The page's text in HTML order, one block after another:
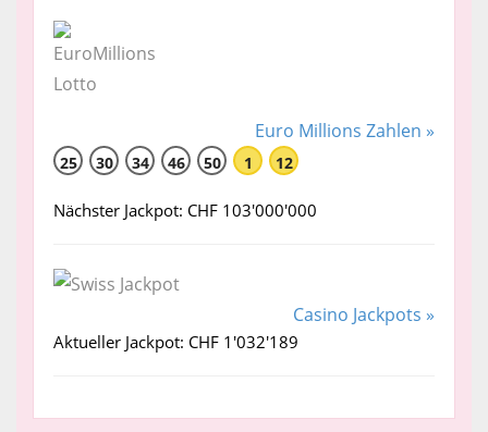
Euro Millions Zahlen »
25 30 34 46 50 1 12
Nächster Jackpot: CHF 103'000'000
Casino Jackpots »
Aktueller Jackpot: CHF 1'032'189